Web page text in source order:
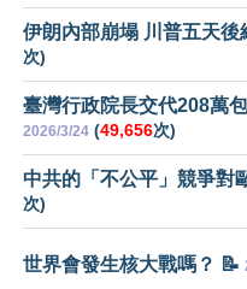
伊朗內部崩塌 川普五天後
次)
臺灣行政院長交代208萬
2026/3/24 (49,656次)
中共的「不公平」競爭對
次)
世界會發生核大戰嗎？ 📝